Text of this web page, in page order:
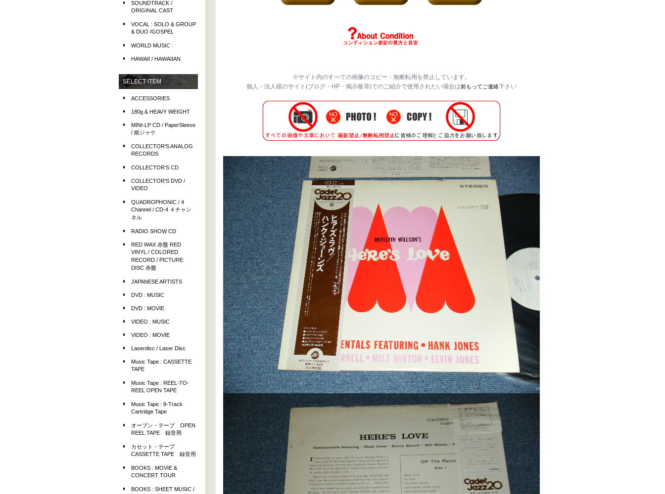
SOUNDTRACK /
ORIGINAL CAST
VOCAL : SOLO & GROUP
& DUO /GOSPEL
WORLD MUSIC :
HAWAII / HAWAIIAN
SELECT ITEM
ACCESSORIES
180g & HEAVY WEIGHT
MINI-LP CD / PaperSleeve
/ 紙ジャケ
COLLECTOR'S ANALOG
RECORDS
COLLECTOR'S CD
COLLECTOR'S DVD /
VIDEO
QUADROPHONIC / 4
Channel / CD-4 ４チャン
ネル
RADIO SHOW CD
RED WAX 赤盤 RED
VINYL / COLORED
RECORD / PICTURE
DISC 赤盤
JAPANESE ARTISTS
DVD : MUSIC
DVD : MOVIE
VIDEO : MUSIC
VIDEO : MOVIE
Laserdisc / Laser Disc
Music Tape : CASSETTE
TAPE
Music Tape : REEL-TO-
REEL OPEN TAPE
Music Tape : 8-Track
Cartridge Tape
オープン・テープ OPEN
REEL TAPE 録音用
カセット・テープ
CASSETTE TAPE 録音用
BOOKS : MOVIE &
CONCERT TOUR
BOOKS : SHEET MUSIC /
※サイト内のすべての画像のコピー・無断転用を禁止しています。
個人・法人様のサイト(ブログ・HP・掲示板等)でのご紹介で使用されたい場合は前もってご連絡下さい